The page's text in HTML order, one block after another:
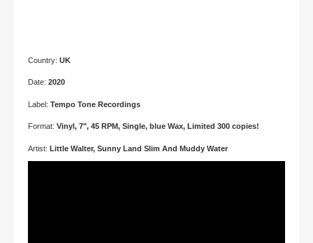
Country: UK
Date: 2020
Label: Tempo Tone Recordings
Format: Vinyl, 7", 45 RPM, Single, blue Wax, Limited 300 copies!
Artist: Little Walter, Sunny Land Slim And Muddy Water